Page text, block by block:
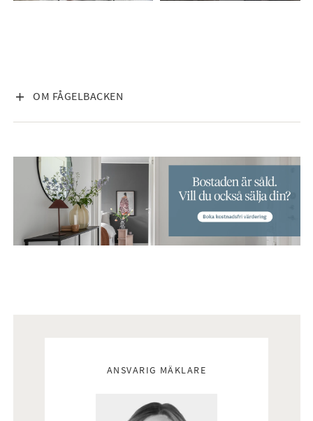
OM FÅGELBACKEN
VISA INNEHÅLL
ANSVARIG MÄKLARE